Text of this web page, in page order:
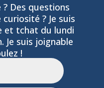
Des questions
? Je suis
et tchat du lundi
Je suis joignable
!